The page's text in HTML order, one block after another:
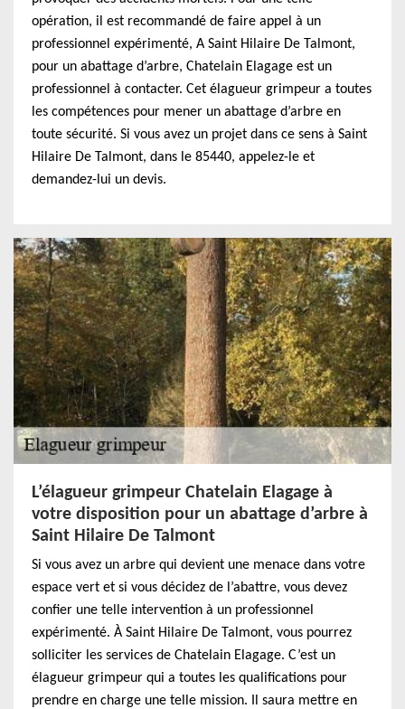
opération, il est recommandé de faire appel à un
professionnel expérimenté, A Saint Hilaire De Talmont,
pour un abattage d’arbre, Chatelain Elagage est un
professionnel à contacter. Cet élagueur grimpeur a toutes
les compétences pour mener un abattage d’arbre en
toute sécurité. Si vous avez un projet dans ce sens à Saint
Hilaire De Talmont, dans le 85440, appelez-le et
demandez-lui un devis.
L’élagueur grimpeur Chatelain Elagage à
votre disposition pour un abattage d’arbre à
Saint Hilaire De Talmont
Si vous avez un arbre qui devient une menace dans votre
espace vert et si vous décidez de l’abattre, vous devez
confier une telle intervention à un professionnel
expérimenté. À Saint Hilaire De Talmont, vous pourrez
solliciter les services de Chatelain Elagage. C’est un
élagueur grimpeur qui a toutes les qualifications pour
prendre en charge une telle mission. Il saura mettre en